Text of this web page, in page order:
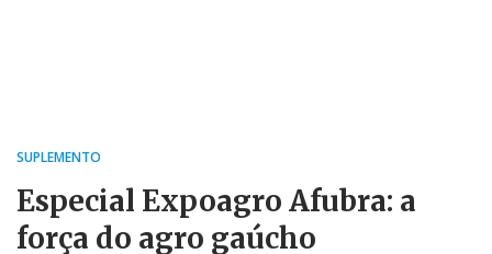
SUPLEMENTO
Especial Expoagro Afubra: a
força do agro gaúcho